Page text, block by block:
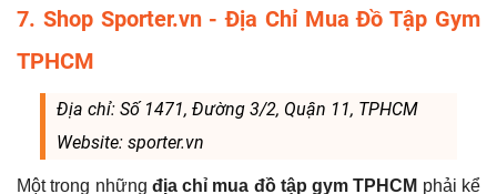
7. Shop Sporter.vn - Địa Chỉ Mua Đồ Tập Gym
TPHCM
Địa chỉ: Số 1471, Đường 3/2, Quận 11, TPHCM
Website: sporter.vn
Một trong những địa chỉ mua đồ tập gym TPHCM phải kể